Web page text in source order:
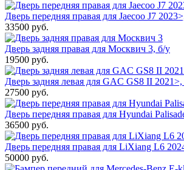
Дверь передняя правая для Jaecoo J7
33500 руб.
Дверь задняя правая для Москвич 3, б/у
19500 руб.
Дверь задняя левая для GAC GS8 II
27500 руб.
Дверь передняя правая для Hyundai
36500 руб.
Дверь передняя правая для LiXiang L6
50000 руб.